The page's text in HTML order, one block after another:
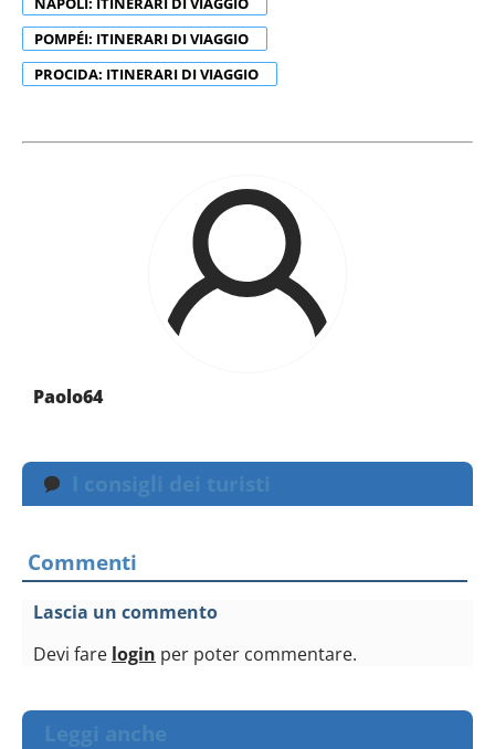
POMPÉI: ITINERARI DI VIAGGIO
PROCIDA: ITINERARI DI VIAGGIO
Paolo64
I consigli dei turisti
Commenti
Lascia un commento
Devi fare login per poter commentare.
Leggi anche